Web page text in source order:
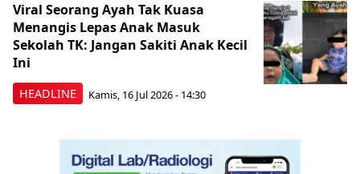
HEADLINE
Viral Seorang Ayah Tak Kuasa
Menangis Lepas Anak Masuk
Sekolah TK: Jangan Sakiti Anak Kecil
Ini
Kamis, 16 Jul 2026 - 14:30